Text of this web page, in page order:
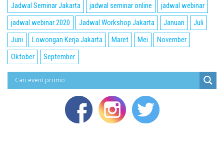
Jadwal Seminar Jakarta
jadwal seminar online
jadwal webinar
jadwal webinar 2020
Jadwal Workshop Jakarta Januari
Juli
Juni
Lowongan Kerja Jakarta Maret Mei
November
Oktober
September